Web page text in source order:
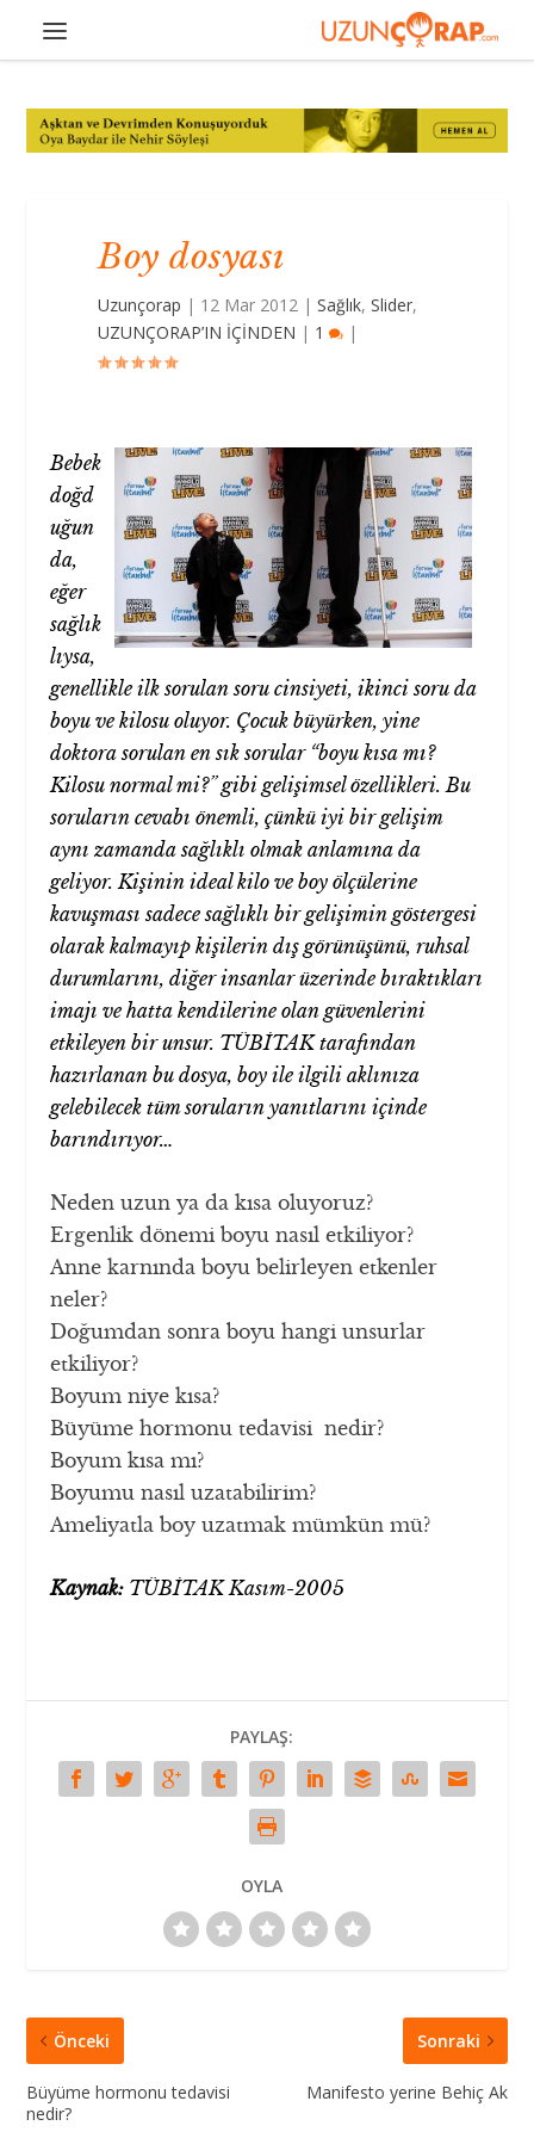
Boy dosyası
Uzunçorap | 12 Mar 2012 |Sağlık,Slider,
UZUNÇORAP’IN İÇİNDEN | 1 |
Bebek
doğd
uğun
da,
eğer
sağlık
lıysa,
genellikle ilk sorulan soru cinsiyeti, ikinci soru da
boyu ve kilosu oluyor. Çocuk büyürken, yine
doktora sorulan en sık sorular “boyu kısa mı?
Kilosu normal mi?” gibi gelişimsel özellikleri. Bu
soruların cevabı önemli, çünkü iyi bir gelişim
aynı zamanda sağlıklı olmak anlamına da
geliyor. Kişinin ideal kilo ve boy ölçülerine
kavuşması sadece sağlıklı bir gelişimin göstergesi
olarak kalmayıp kişilerin dış görünüşünü, ruhsal
durumlarını, diğer insanlar üzerinde bıraktıkları
imajı ve hatta kendilerine olan güvenlerini
etkileyen bir unsur. TÜBİTAK tarafından
hazırlanan bu dosya, boy ile ilgili aklınıza
gelebilecek tüm soruların yanıtlarını içinde
barındırıyor…
Neden uzun ya da kısa oluyoruz?
Ergenlik dönemi boyu nasıl etkiliyor?
Anne karnında boyu belirleyen etkenler
neler?
Doğumdan sonra boyu hangi unsurlar
etkiliyor?
Boyum niye kısa?
Büyüme hormonu tedavisi nedir?
Boyum kısa mı?
Boyumu nasıl uzatabilirim?
Ameliyatla boy uzatmak mümkün mü?
Kaynak: TÜBİTAK Kasım-2005
PAYLAŞ:
OYLA
Önceki
Büyüme hormonu tedavisi
nedir?
Sonraki
Manifesto yerine Behiç Ak